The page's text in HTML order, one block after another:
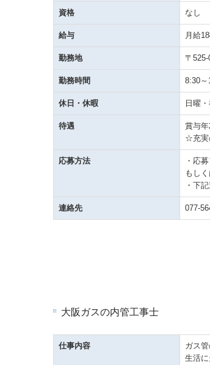
資格 なし
給与 月給
勤務地 〒
勤務時間 8:30～
休日・休暇 日曜
待遇
賞与
☆充実
応募方法
・応
もし
・下
連絡先 077-
大阪ガスの内管工事士
仕事内容
ガス
生活に